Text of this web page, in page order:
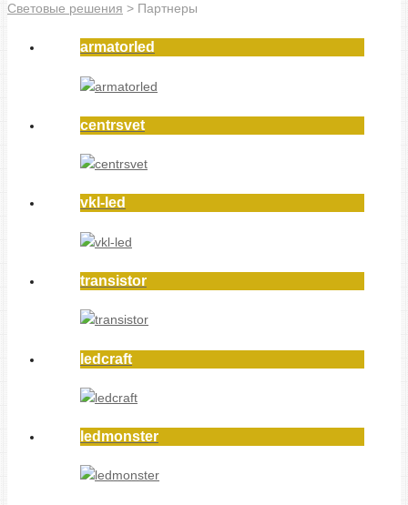
Световые решения > Партнеры
armatorled
centrsvet
vkl-led
transistor
ledcraft
ledmonster